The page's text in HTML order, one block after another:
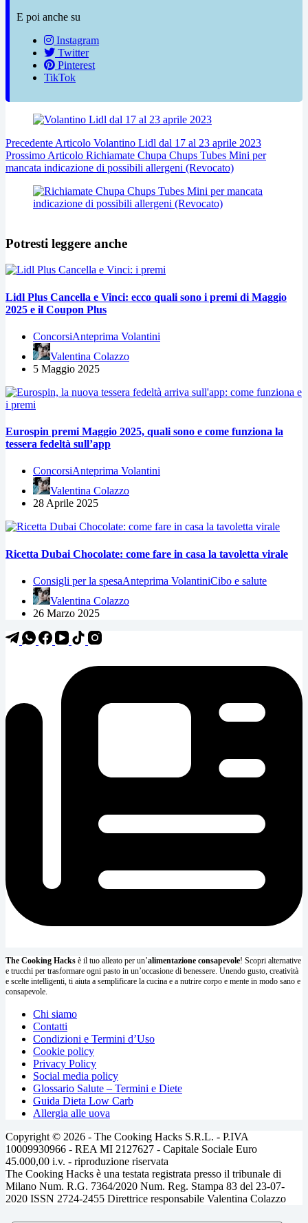
E poi anche su
Instagram
Twitter
Pinterest
TikTok
Precedente Articolo Volantino Lidl dal 17 al 23 aprile 2023
Prossimo Articolo Richiamate Chupa Chups Tubes Mini per
mancata indicazione di possibili allergeni (Revocato)
Potresti leggere anche
Lidl Plus Cancella e Vinci: ecco quali sono i premi di Maggio
2025 e il Coupon Plus
ConcorsiAnteprima Volantini
Valentina Colazzo
5 Maggio 2025
Eurospin premi Maggio 2025, quali sono e come funziona la
tessera fedeltà sull’app
ConcorsiAnteprima Volantini
Valentina Colazzo
28 Aprile 2025
Ricetta Dubai Chocolate: come fare in casa la tavoletta virale
Consigli per la spesaAnteprima VolantiniCibo e salute
Valentina Colazzo
26 Marzo 2025
The Cooking Hacks è il tuo alleato per un’alimentazione consapevole! Scopri alternative
e trucchi per trasformare ogni pasto in un’occasione di benessere. Unendo gusto, creatività
e scelte intelligenti, ti aiuta a semplificare la cucina e a nutrire corpo e mente in modo sano e
consapevole.
Chi siamo
Contatti
Condizioni e Termini d’Uso
Cookie policy
Privacy Policy
Social media policy
Glossario Salute – Termini e Diete
Guida Dieta Low Carb
Allergia alle uova
Copyright © 2026 - The Cooking Hacks S.R.L. - P.IVA
10009930966 - REA MI 2127627 - Capitale Sociale Euro
45.000,00 i.v. - riproduzione riservata
The Cooking Hacks è una testata registrata presso il tribunale di
Milano Num. R.G. 7364/2020 Num. Reg. Stampa 83 del 23-07-
2020 ISSN 2724-2455 Direttrice responsabile Valentina Colazzo